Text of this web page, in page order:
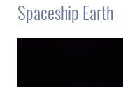
Spaceship Earth